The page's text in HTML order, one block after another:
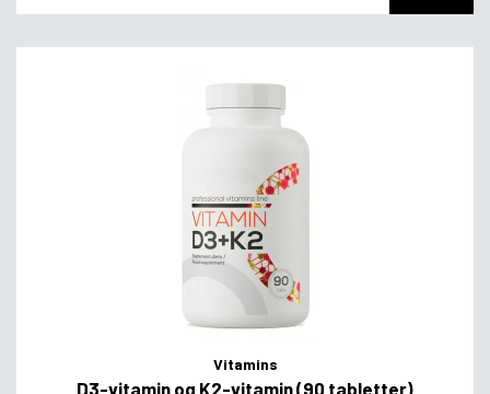
Vitamins
D3-vitamin og K2-vitamin (90 tabletter)